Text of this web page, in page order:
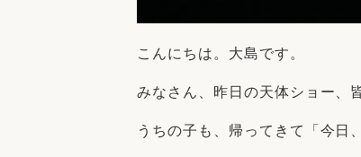
こんにちは。大島です。
みなさん、昨日の天体ショー、
うちの子も、帰ってきて「今日